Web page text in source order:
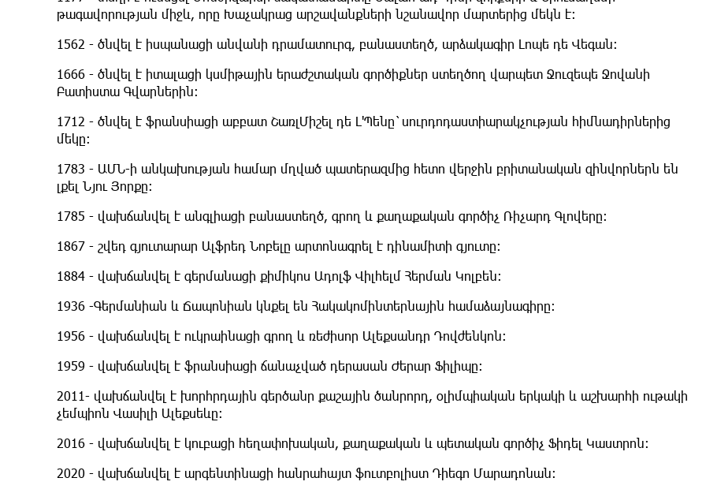
թագավորության միջև, որը Խաչակրաց արշավանքների նշանավոր մարտերից մեկն է:
1562 - ծնվել է իսպանացի անվանի դրամատուրգ, բանաստեղծ, արձակագիր Լոպե դե Վեգան:
1666 - ծնվել է իտալացի կսմիթային երաժշտական գործիքներ ստեղծող վարպետ Ջուզեպե Ջովանի
Բատիստա Գվարներին։
1712 - ծնվել է ֆրանսիացի աբբատ ՇառլՄիշել դե Լ'Պենը`սուրդոդաստիարակչության հիմնադիրներից
մեկը։
1783 - ԱՄՆ-ի անկախության համար մղված պատերազմից հետո վերջին բրիտանական զինվորներն են
լքել Նյու Յորքը։
1785 - վախճանվել է անգլիացի բանաստեղծ, գրող և քաղաքական գործիչ Ռիչարդ Գլովերը։
1867 - շվեդ գյուտարար Ալֆրեդ Նոբելը արտոնագրել է դինամիտի գյուտը:
1884 - վախճանվել է գերմանացի քիմիկոս Ադոլֆ Վիլհելմ Հերման Կոլբեն։
1936 -Գերմանիան և Ճապոնիան կնքել են Հակակոմինտերնային համաձայնագիրը։
1956 - վախճանվել է ուկրաինացի գրող և ռեժիսոր Ալեքսանդր Դովժենկոն։
1959 - վախճանվել է ֆրանսիացի ճանաչված դերասան Ժերար Ֆիլիպը:
2011- վախճանվել է խորհրդային գերծանր քաշային ծանրորդ, օլիմպիական երկակի և աշխարհի ութակի
չեմպիոն Վասիլի Ալեքսեևը։
2016 - վախճանվել է կուբացի հեղափոխական, քաղաքական և պետական գործիչ Ֆիդել Կաստրոն։
2020 - վախճանվել է արգենտինացի հանրահայտ ֆուտբոլիստ Դիեգո Մարադոնան: